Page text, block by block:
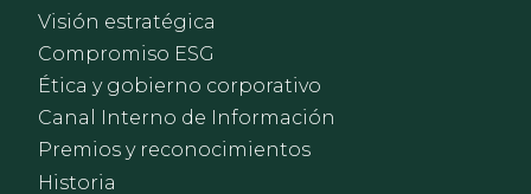
Visión estratégica
Compromiso ESG
Ética y gobierno corporativo
Canal Interno de Información
Premios y reconocimientos
Historia